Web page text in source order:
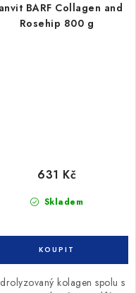
BARF Collagen and
Rosehip 800 g
Skladem
631 Kč
kolagen spolu s